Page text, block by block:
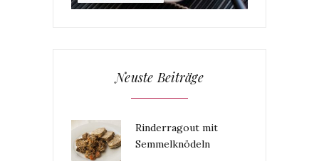
Neuste Beiträge
Rinderragout mit
Semmelknödeln